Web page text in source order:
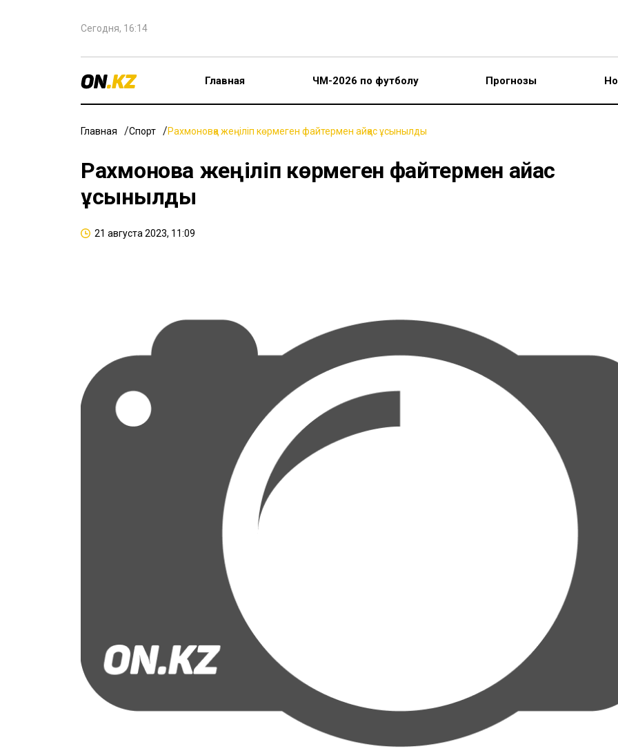
Сегодня, 16:14
Главная ЧМ-2026 по футболу Прогнозы
Главная Спорт Рахмоновқа жеңіліп көрмеген файтермен айқас ұсынылды
Рахмоновқа жеңіліп көрмеген файтермен айқас
ұсынылды
21 августа 2023, 11:09